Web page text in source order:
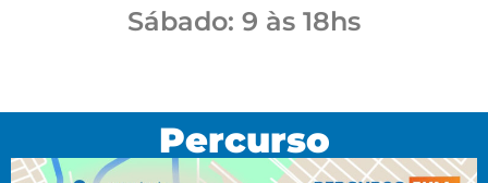
Sábado: 9 às 18hs
Percurso